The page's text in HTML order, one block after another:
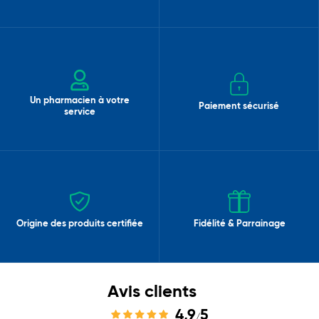
Un pharmacien à votre
service
Paiement sécurisé
Origine des produits certifiée Fidélité & Parrainage
Avis clients